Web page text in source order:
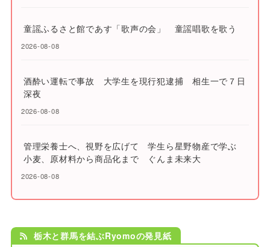
童謡ふるさと館であす「歌声の会」 童謡唱歌を歌う
2026-08-08
酒酔い運転で事故 大学生を現行犯逮捕 相生一で７日
深夜
2026-08-08
管理栄養士へ、視野を広げて 学生ら星野物産で学ぶ
小麦、原材料から商品化まで ぐんま未来大
2026-08-08
栃木と群馬を結ぶRyomoの発見紙